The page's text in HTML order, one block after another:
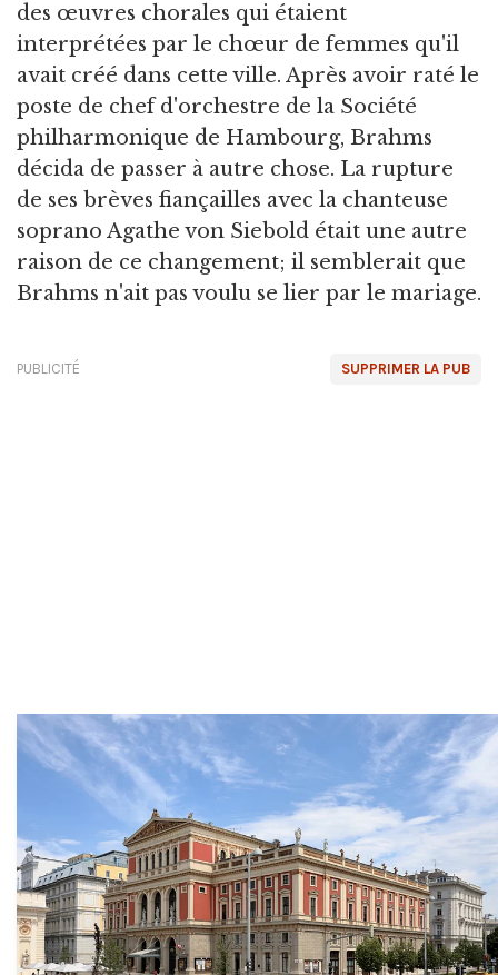
des œuvres chorales qui étaient
interprétées par le chœur de femmes qu'il
avait créé dans cette ville. Après avoir raté le
poste de chef d'orchestre de la Société
philharmonique de Hambourg, Brahms
décida de passer à autre chose. La rupture
de ses brèves fiançailles avec la chanteuse
soprano Agathe von Siebold était une autre
raison de ce changement; il semblerait que
Brahms n'ait pas voulu se lier par le mariage.
SUPPRIMER LA PUB
PUBLICITÉ